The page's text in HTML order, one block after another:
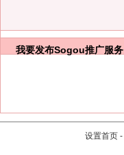
我要发布Sogou推广服务
设置首页 -